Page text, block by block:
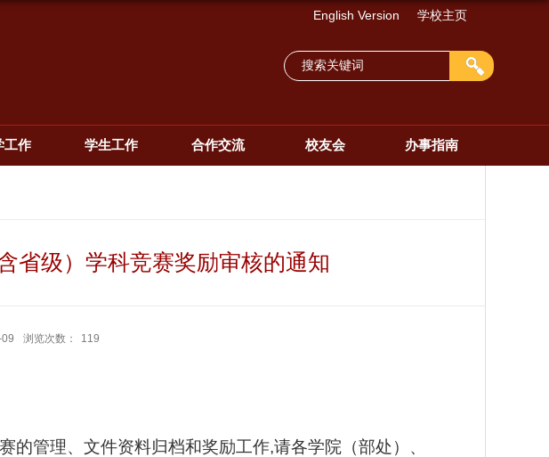
学校主页
English Version
工作 学生工作 合作交流 校友会 办事指南
省级）学科竞赛奖励审核的通知
浏览次数： 119
的管理、文件资料归档和奖励工作,请各学院（部处 ）、